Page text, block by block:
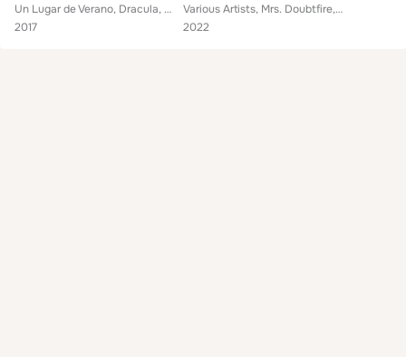
Un Lugar de Verano, Dracula, El Mago de Oz, El Exorcista, 52, Goldfinger, Diamantes para la Eternidad, El Piano, James Bond, Arm...
2017
Various Artists, Mrs. Doubtfire, The Lion Ling, True Lies, Priscilla Queen of the Desert, Forrest Gump, Fern Gully, Sleepless in...
2022